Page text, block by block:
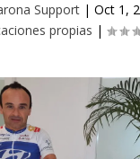
Support | Oct 1,
propias |